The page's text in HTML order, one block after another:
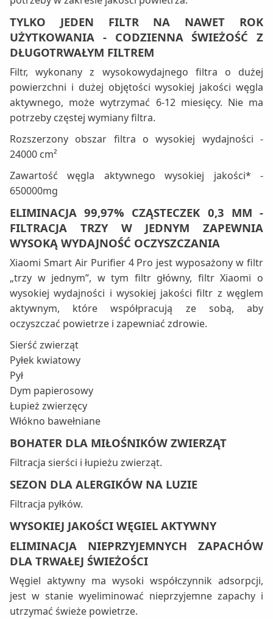
TYLKO JEDEN FILTR NA NAWET ROK
UŻYTKOWANIA - CODZIENNA ŚWIEŻOŚĆ Z
DŁUGOTRWAŁYM FILTREM
Filtr, wykonany z wysokowydajnego filtra o dużej
powierzchni i dużej objętości wysokiej jakości węgla
aktywnego, może wytrzymać 6-12 miesięcy. Nie ma
potrzeby częstej wymiany filtra.
Rozszerzony obszar filtra o wysokiej wydajności -
24000 cm²
Zawartość węgla aktywnego wysokiej jakości* -
650000mg
ELIMINACJA 99,97% CZĄSTECZEK 0,3 ΜM -
FILTRACJA TRZY W JEDNYM ZAPEWNIA
WYSOKĄ WYDAJNOŚĆ OCZYSZCZANIA
Xiaomi Smart Air Purifier 4 Pro jest wyposażony w filtr
„trzy w jednym”, w tym filtr główny, filtr Xiaomi o
wysokiej wydajności i wysokiej jakości filtr z węglem
aktywnym, które współpracują ze sobą, aby
oczyszczać powietrze i zapewniać zdrowie.
Sierść zwierząt
Pyłek kwiatowy
Pył
Dym papierosowy
Łupież zwierzęcy
Włókno bawełniane
BOHATER DLA MIŁOŚNIKÓW ZWIERZĄT
Filtracja sierści i łupieżu zwierząt.
SEZON DLA ALERGIKÓW NA LUZIE
Filtracja pyłków.
WYSOKIEJ JAKOŚCI WĘGIEL AKTYWNY
ELIMINACJA NIEPRZYJEMNYCH ZAPACHÓW
DLA TRWAŁEJ ŚWIEŻOŚCI
Węgiel aktywny ma wysoki współczynnik adsorpcji,
jest w stanie wyeliminować nieprzyjemne zapachy i
utrzymać świeże powietrze.